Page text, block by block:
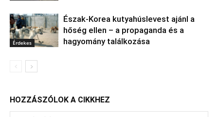
Érdekes
Észak‑Korea kutyahúslevest ajánl a
hőség ellen – a propaganda és a
hagyomány találkozása
HOZZÁSZÓLOK A CIKKHEZ